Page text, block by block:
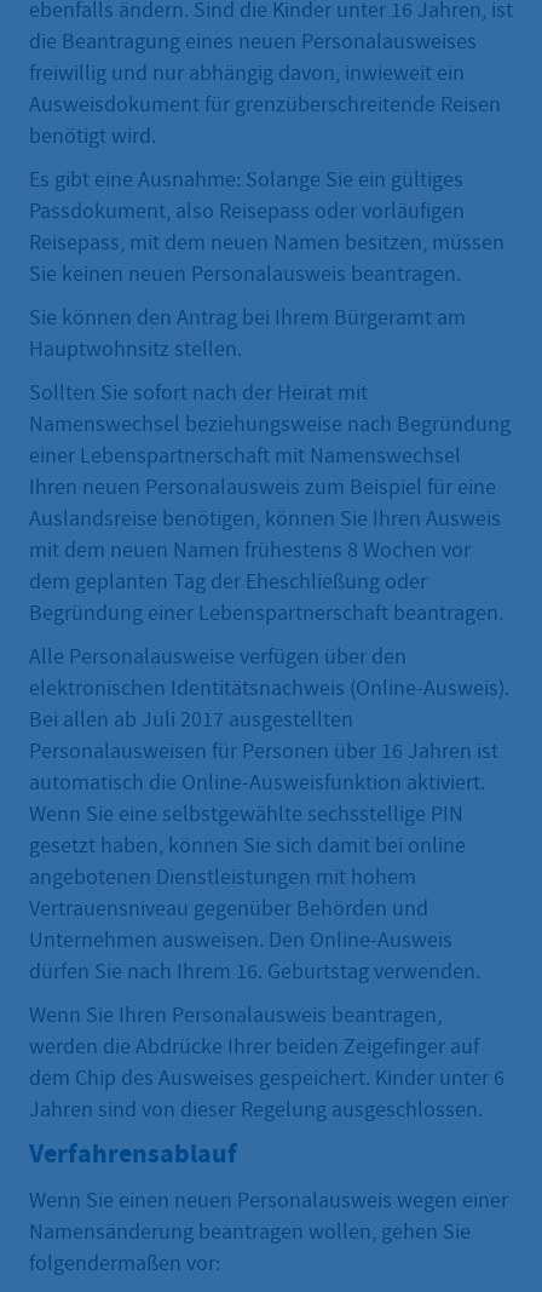
ebenfalls ändern. Sind die Kinder unter 16 Jahren, ist
die Beantragung eines neuen Personalausweises
freiwillig und nur abhängig davon, inwieweit ein
Ausweisdokument für grenzüberschreitende Reisen
benötigt wird.
Es gibt eine Ausnahme: Solange Sie ein gültiges
Passdokument, also Reisepass oder vorläufigen
Reisepass, mit dem neuen Namen besitzen, müssen
Sie keinen neuen Personalausweis beantragen.
Sie können den Antrag bei Ihrem Bürgeramt am
Hauptwohnsitz stellen.
Sollten Sie sofort nach der Heirat mit
Namenswechsel beziehungsweise nach Begründung
einer Lebenspartnerschaft mit Namenswechsel
Ihren neuen Personalausweis zum Beispiel für eine
Auslandsreise benötigen, können Sie Ihren Ausweis
mit dem neuen Namen frühestens 8 Wochen vor
dem geplanten Tag der Eheschließung oder
Begründung einer Lebenspartnerschaft beantragen.
Alle Personalausweise verfügen über den
elektronischen Identitätsnachweis (Online-Ausweis).
Bei allen ab Juli 2017 ausgestellten
Personalausweisen für Personen über 16 Jahren ist
automatisch die Online-Ausweisfunktion aktiviert.
Wenn Sie eine selbstgewählte sechsstellige PIN
gesetzt haben, können Sie sich damit bei online
angebotenen Dienstleistungen mit hohem
Vertrauensniveau gegenüber Behörden und
Unternehmen ausweisen. Den Online-Ausweis
dürfen Sie nach Ihrem 16. Geburtstag verwenden.
Wenn Sie Ihren Personalausweis beantragen,
werden die Abdrücke Ihrer beiden Zeigefinger auf
dem Chip des Ausweises gespeichert. Kinder unter 6
Jahren sind von dieser Regelung ausgeschlossen.
Verfahrensablauf
Wenn Sie einen neuen Personalausweis wegen einer
Namensänderung beantragen wollen, gehen Sie
folgendermaßen vor: